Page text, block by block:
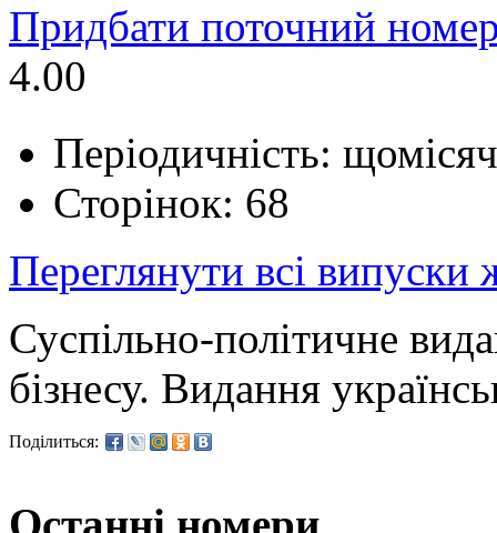
Придбати поточний
4.00
Періодичність:
Сторінок: 68
Переглянути всі випуски
Суспільно-політичне
бізнесу. Видання
Поділиться: